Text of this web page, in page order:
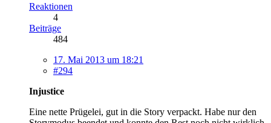
Reaktionen
4
Beiträge
484
17. Mai 2013 um 18:21
#294
Injustice
Eine nette Prügelei, gut in die Story verpackt. Habe nur den